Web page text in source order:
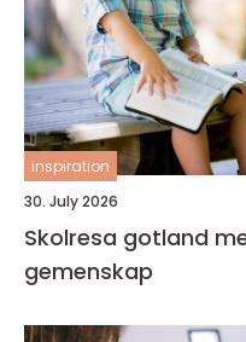
inspiration
30. July 2026
Skolresa gotland medeltida äventyr, hav och
gemenskap